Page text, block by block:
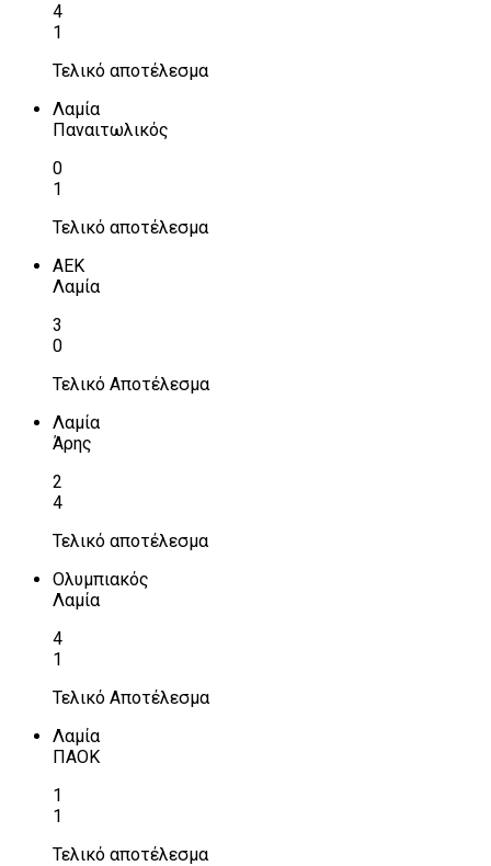
4
1
Τελικό αποτέλεσμα
Λαμία
Παναιτωλικός
0
1
Τελικό αποτέλεσμα
ΑΕΚ
Λαμία
3
0
Τελικό Αποτέλεσμα
Λαμία
Άρης
2
4
Τελικό αποτέλεσμα
Ολυμπιακός
Λαμία
4
1
Τελικό Αποτέλεσμα
Λαμία
ΠΑΟΚ
1
1
Τελικό αποτέλεσμα